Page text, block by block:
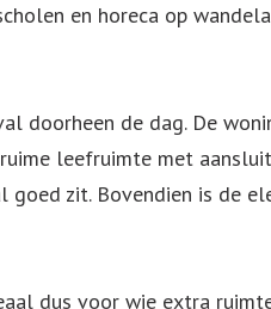
en horeca op
de dag. De
leefruimte met
zit. Bovendien is de
dus voor wie extra